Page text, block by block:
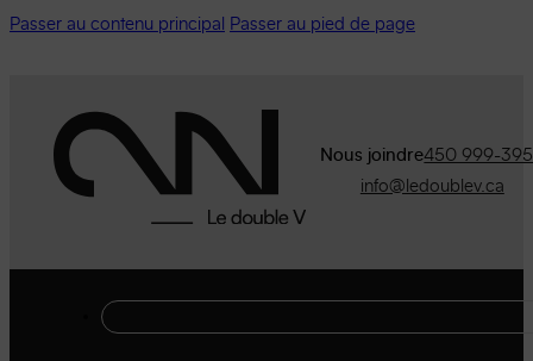
Passer au contenu principal Passer au pied de page
Nous joindre450 999-
info@ledoublev.ca